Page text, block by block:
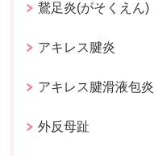
鵞足炎(がそくえん)
アキレス腱炎
アキレス腱滑液包炎
外反母趾